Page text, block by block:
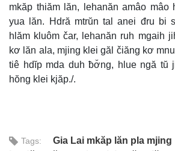
mkăp thiăm lăn, lehanăn amâo mâo
yua lăn. Hdră mtrŭn tal anei đru bi
hlăm kluôm čar, lehanăn ruh mgaih
kơ lăn ala, mjing klei găl čiăng kơ
tiê hdĭp mda duh ƀơ̆ng, hlue ngă tŭ
hŏng klei kjăp./.
Tags:
Gia Lai mkăp lăn pla mjing